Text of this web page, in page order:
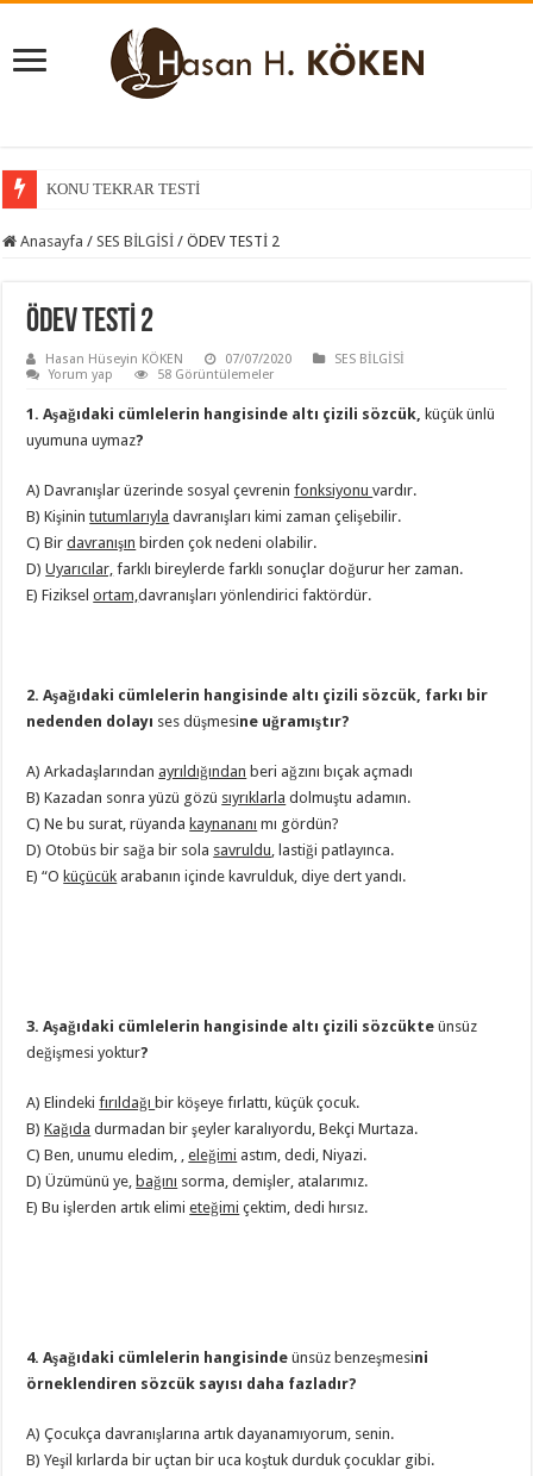
KONU TEKRAR TESTİ
KONU KAVRAMA TESTİ
Anasayfa / SES BİLGİSİ / ÖDEV TESTİ 2
ÖDEV TESTİ 2
Hasan Hüseyin KÖKEN 07/07/2020
SES BİLGİSİ
Yorum yap
58 Görüntülemeler
1. Aşağıdaki cümlelerin hangisinde altı çizili sözcük, küçük ünlü
uyumuna uymaz?
A) Davranışlar üzerinde sosyal çevreninfonksiyonuvardır.
B) Kişinintutumlarıyla davranışları kimi zaman çelişebilir.
C) Birdavranışın birden çok nedeni olabilir.
D)Uyarıcılar, farklı bireylerde farklı sonuçlar doğurur her zaman.
E) Fizikselortam,davranışları yönlendirici faktördür.
2. Aşağıdaki cümlelerin hangisinde altı çizili sözcük, farkı bir
nedenden dolayı ses düşmesine uğramıştır?
A) Arkadaşlarından ayrıldığından beri ağzını bıçak açmadı
B) Kazadan sonra yüzü gözü sıyrıklarla dolmuştu adamın.
C) Ne bu surat, rüyanda kaynananı mı gördün?
D) Otobüs bir sağa bir sola savruldu, lastiği patlayınca.
E) “O küçücük arabanın içinde kavrulduk, diye dert yandı.
3. Aşağıdaki cümlelerin hangisinde altı çizili sözcükte ünsüz
değişmesi yoktur?
A) Elindekifırıldağı bir köşeye fırlattı, küçük çocuk.
B)Kağıda durmadan bir şeyler karalıyordu, Bekçi Murtaza.
C) Ben, unumu eledim, ,eleğimi astım, dedi, Niyazi.
D) Üzümünü ye, bağını sorma, demişler, atalarımız.
E) Bu işlerden artık elimieteğimi çektim, dedi hırsız.
4. Aşağıdaki cümlelerin hangisinde ünsüz benzeşmesini
örneklendiren sözcük sayısı daha fazladır?
A) Çocukça davranışlarına artık dayanamıyorum, senin.
B) Yeşil kırlarda bir uçtan bir uca koştuk durduk çocuklar gibi.